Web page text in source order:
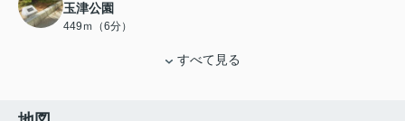
玉津公園
449ｍ（6分）
すべて見る